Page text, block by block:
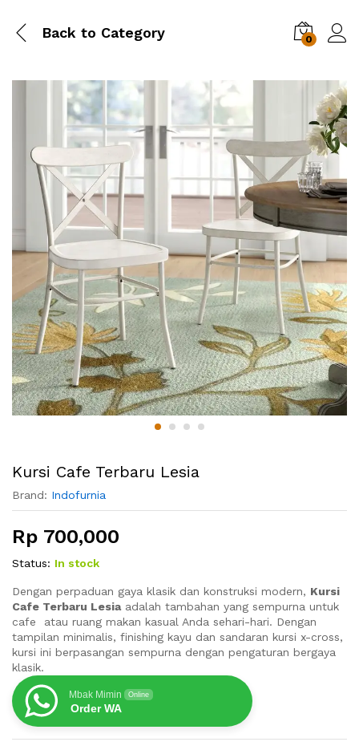
Back to Category 0
Kursi Cafe Terbaru Lesia
Brand: Indofurnia
Rp 700,000
Status: In stock
Dengan perpaduan gaya klasik dan konstruksi modern, Kursi
Cafe Terbaru Lesiaadalah tambahan yang sempurna untuk
cafe atau ruang makan kasual Anda sehari-hari. Dengan
tampilan minimalis, finishing kayu dan sandaran kursi x-cross,
kursi ini berpasangan sempurna dengan pengaturan bergaya
klasik.
Mbak Mimin Online
Order WA